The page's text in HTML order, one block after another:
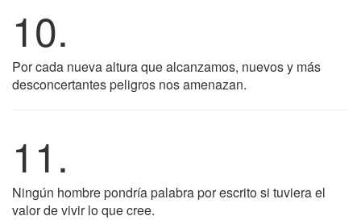
10.
Por cada nueva altura que alcanzamos, nuevos y más
desconcertantes peligros nos amenazan.
11.
Ningún hombre pondría palabra por escrito si tuviera el
valor de vivir lo que cree.